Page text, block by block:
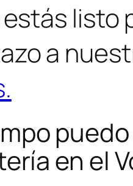
estás
a
en el